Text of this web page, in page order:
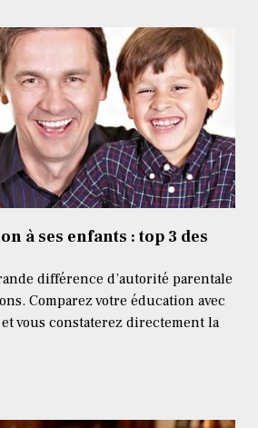
à ses enfants : top 3 des
différence d’autorité parentale
Comparez votre éducation avec
vous constaterez directement la